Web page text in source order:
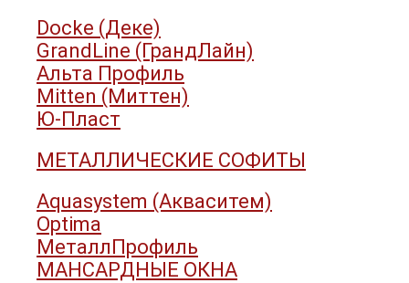
Docke (Деке)
GrandLine (ГрандЛайн)
Альта Профиль
Mitten (Миттен)
Ю-Пласт
МЕТАЛЛИЧЕСКИЕ СОФИТЫ
Aquasystem (Акваситем)
Optima
МеталлПрофиль
МАНСАРДНЫЕ ОКНА